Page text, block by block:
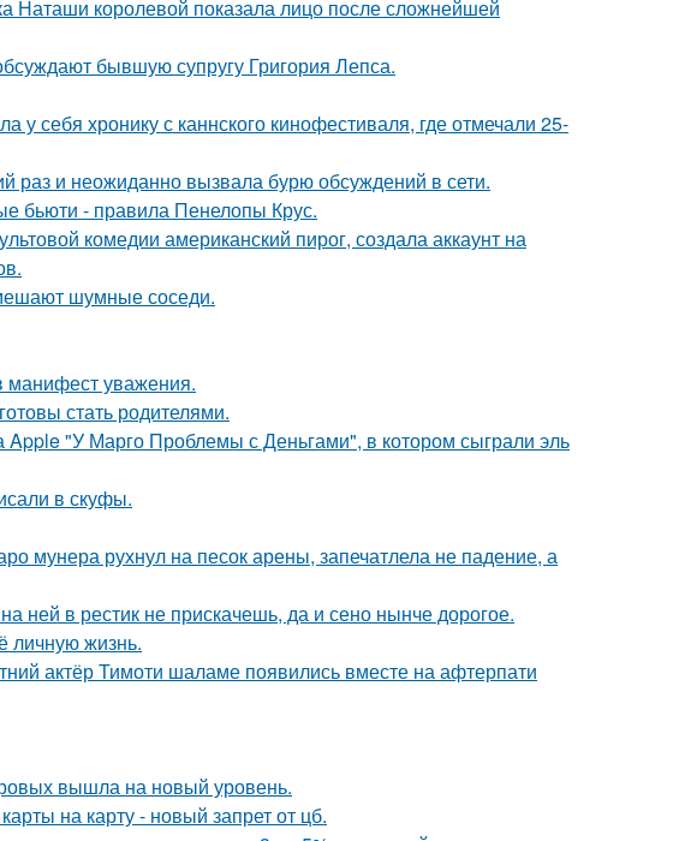
Наташи королевой показала лицо после сложнейшей
бывшую супругу Григория Лепса.
у себя хронику с каннского кинофестиваля, где отмечали 25-
раз и неожиданно вызвала бурю обсуждений в сети.
бьюти - правила Пенелопы Крус.
комедии американский пирог, создала аккаунт на
шумные соседи.
манифест уважения.
стать родителями.
"У Марго Проблемы с Деньгами", в котором сыграли эль
в скуфы.
мунера рухнул на песок арены, запечатлела не падение, а
ней в рестик не прискачешь, да и сено нынче дорогое.
личную жизнь.
актёр Тимоти шаламе появились вместе на афтерпати
вышла на новый уровень.
на карту - новый запрет от цб.